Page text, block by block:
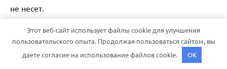
не несет.
Тема WordPress: Dynamico от ThemeZee.
Этот веб-сайт использует файлы cookie для улучшения
пользовательского опыта. Продолжая пользоваться сайтом, вы
даете согласие на использование файлов cookie.
OK